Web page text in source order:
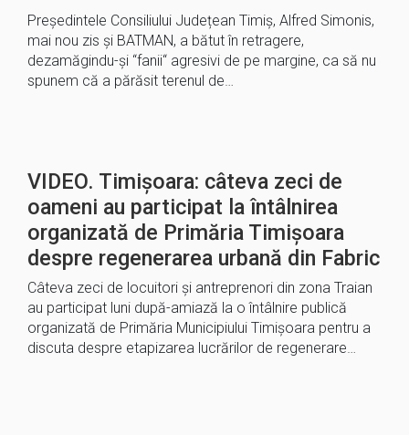
Președintele Consiliului Județean Timiș, Alfred Simonis,
mai nou zis și BATMAN, a bătut în retragere,
dezamăgindu-și “fanii“ agresivi de pe margine, ca să nu
spunem că a părăsit terenul de…
VIDEO. Timișoara: câteva zeci de
oameni au participat la întâlnirea
organizată de Primăria Timișoara
despre regenerarea urbană din Fabric
Câteva zeci de locuitori și antreprenori din zona Traian
au participat luni după-amiază la o întâlnire publică
organizată de Primăria Municipiului Timișoara pentru a
discuta despre etapizarea lucrărilor de regenerare…